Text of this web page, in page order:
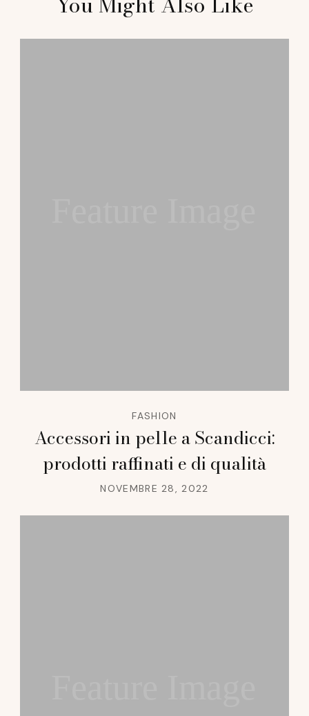
Navigation
FASHION
Accessori in pelle a Scandicci:
prodotti raffinati e di qualità
NOVEMBRE 28, 2022